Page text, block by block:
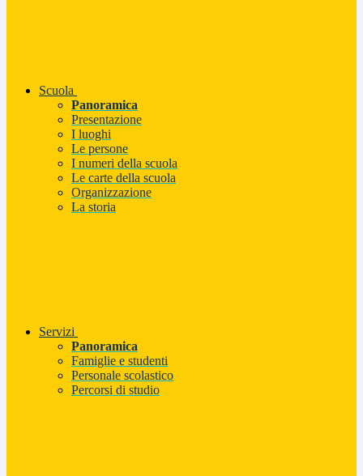
Scuola
Panoramica
Presentazione
I luoghi
Le persone
I numeri della scuola
Le carte della scuola
Organizzazione
La storia
Servizi
Panoramica
Famiglie e studenti
Personale scolastico
Percorsi di studio